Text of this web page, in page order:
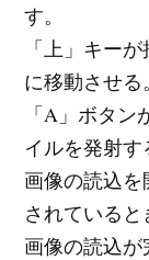
す。
「上」キー
に移動させる。
「A」ボタ
イルを発射す
画像の読込
されていると
画像の読込